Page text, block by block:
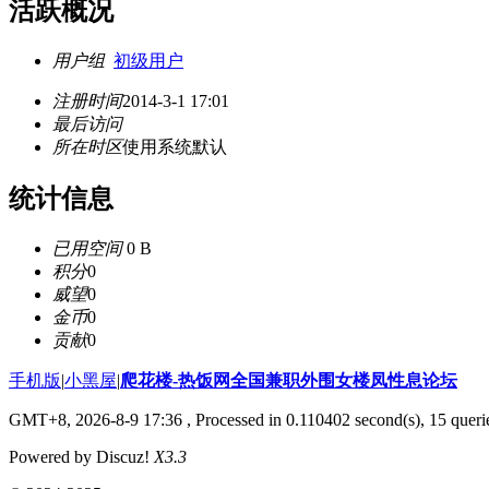
活跃概况
用户组 初级用户
注册时间2014-3-1 17:01
最后访问
所在时区使用系统默认
统计信息
已用空间0 B
积分0
威望0
金币0
贡献0
手机版|小黑屋|爬花楼-热饭网全国兼职外围女楼凤性息论坛
GMT+8, 2026-8-9 17:36 , Processed in 0.110402 second(s), 15
Powered by Discuz! X3.3